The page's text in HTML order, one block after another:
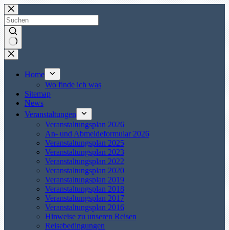
Zum
Inhalt
springen
Keine
Ergebnisse
Home
Wo finde ich was
Sitemap
News
Veranstaltungen
Veranstaltungsplan 2026
An- und Abmeldeformular 2026
Veranstaltungsplan 2025
Veranstaltungsplan 2023
Veranstaltungsplan 2022
Veranstaltungsplan 2020
Veranstaltungsplan 2019
Veranstaltungsplan 2018
Veranstaltungsplan 2017
Veranstaltungsplan 2016
Hinweise zu unseren Reisen
Reisebedingungen